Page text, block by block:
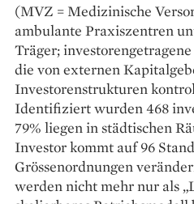
(MVZ = Medizinische
ambulante Praxiszentren
Träger;
die von externen
Investorenstrukturen
Identifiziert wurden 468
79% liegen in städtischen
Investor kommt auf 96
Grössenordnungen
werden nicht mehr nur als